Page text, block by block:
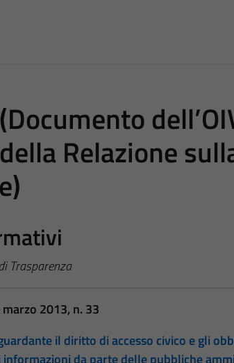
Relazione
Trasparenza
marzo 2013, n. 33
il diritto di accesso civico e gli
da parte delle pubbliche